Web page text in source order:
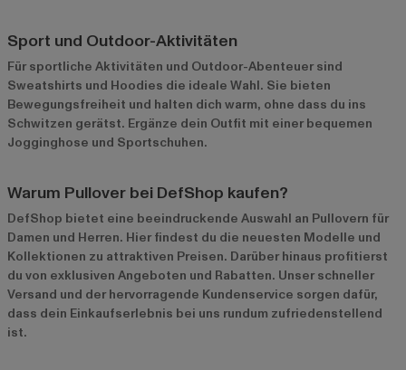
Sport und Outdoor-Aktivitäten
Für sportliche Aktivitäten und Outdoor-Abenteuer sind
Sweatshirts und Hoodies die ideale Wahl. Sie bieten
Bewegungsfreiheit und halten dich warm, ohne dass du ins
Schwitzen gerätst. Ergänze dein Outfit mit einer bequemen
Jogginghose und Sportschuhen.
Warum Pullover bei DefShop kaufen?
DefShop bietet eine beeindruckende Auswahl an Pullovern für
Damen und Herren. Hier findest du die neuesten Modelle und
Kollektionen zu attraktiven Preisen. Darüber hinaus profitierst
du von exklusiven Angeboten und Rabatten. Unser schneller
Versand und der hervorragende Kundenservice sorgen dafür,
dass dein Einkaufserlebnis bei uns rundum zufriedenstellend
ist.